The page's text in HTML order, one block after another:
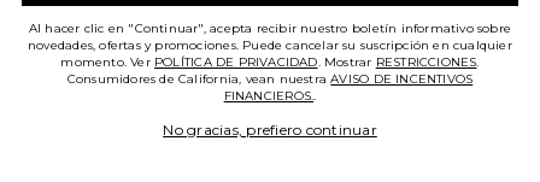
PQ
$92
Favorite TOP BIKINI TRIANGULAR MILA
Al hacer clic en "Continuar", acepta recibir nuestro boletín informativo sobre
novedades, ofertas y promociones. Puede cancelar su suscripción en cualquier
momento. Ver POLÍTICA DE PRIVACIDAD. Mostrar RESTRICCIONES.
Consumidores de California, vean nuestraAVISO DE INCENTIVOS
FINANCIEROS..
No gracias, prefiero continuar